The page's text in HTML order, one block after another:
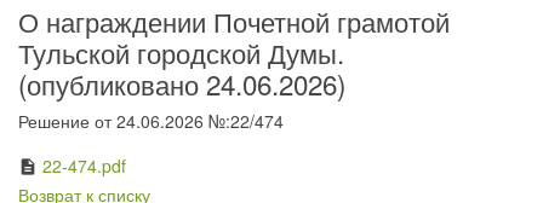
О награждении Почетной грамотой
Тульской городской Думы.
(опубликовано 24.06.2026)
Решение от 24.06.2026 №:22/474
description 22-474.pdf
Возврат к списку